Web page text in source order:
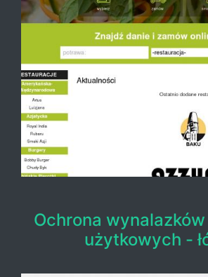
Ochrona
użytkowych -